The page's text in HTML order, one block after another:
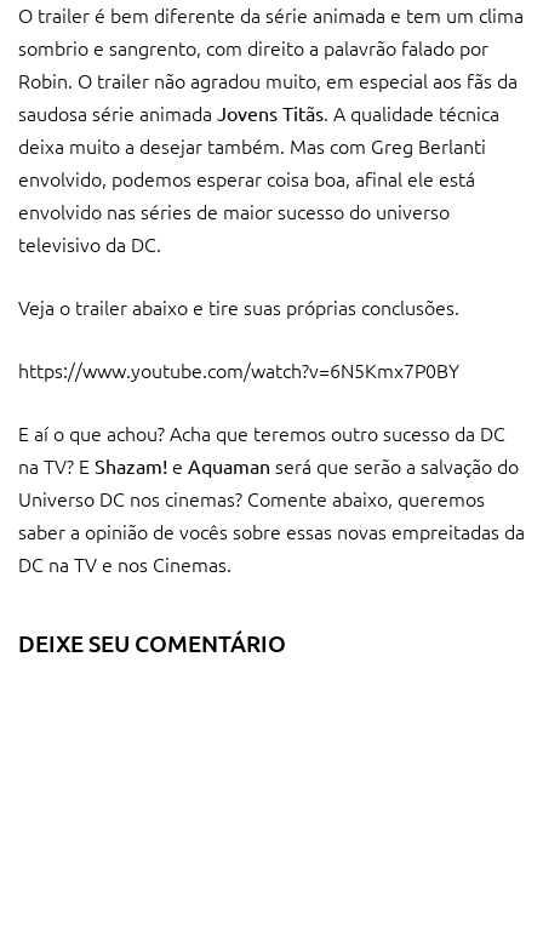
O trailer é bem diferente da série animada e tem um clima
sombrio e sangrento, com direito a palavrão falado por
Robin. O trailer não agradou muito, em especial aos fãs da
saudosa série animada Jovens Titãs. A qualidade técnica
deixa muito a desejar também. Mas com Greg Berlanti
envolvido, podemos esperar coisa boa, afinal ele está
envolvido nas séries de maior sucesso do universo
televisivo da DC.
Veja o trailer abaixo e tire suas próprias conclusões.
https://www.youtube.com/watch?v=6N5Kmx7P0BY
E aí o que achou? Acha que teremos outro sucesso da DC
na TV? E Shazam! e Aquaman será que serão a salvação do
Universo DC nos cinemas? Comente abaixo, queremos
saber a opinião de vocês sobre essas novas empreitadas da
DC na TV e nos Cinemas.
DEIXE SEU COMENTÁRIO